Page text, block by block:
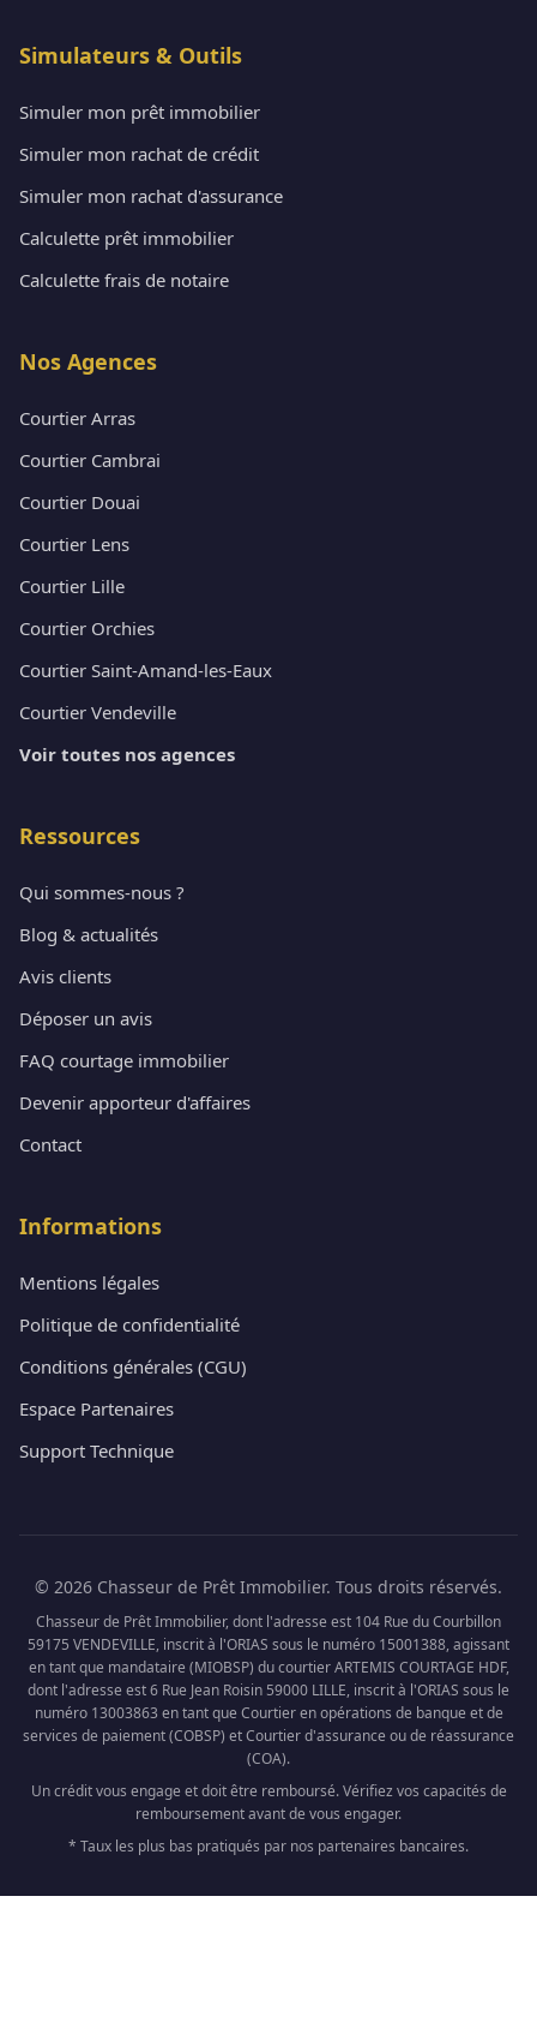
Simulateurs & Outils
Simuler mon prêt immobilier
Simuler mon rachat de crédit
Simuler mon rachat d'assurance
Calculette prêt immobilier
Calculette frais de notaire
Nos Agences
Courtier Arras
Courtier Cambrai
Courtier Douai
Courtier Lens
Courtier Lille
Courtier Orchies
Courtier Saint-Amand-les-Eaux
Courtier Vendeville
Voir toutes nos agences
Ressources
Qui sommes-nous ?
Blog & actualités
Avis clients
Déposer un avis
FAQ courtage immobilier
Devenir apporteur d'affaires
Contact
Informations
Mentions légales
Politique de confidentialité
Conditions générales (CGU)
Espace Partenaires
Support Technique
© 2026 Chasseur de Prêt Immobilier. Tous droits réservés.
Chasseur de Prêt Immobilier, dont l'adresse est 104 Rue du Courbillon
59175 VENDEVILLE, inscrit à l'ORIAS sous le numéro 15001388, agissant
en tant que mandataire (MIOBSP) du courtier ARTEMIS COURTAGE HDF,
dont l'adresse est 6 Rue Jean Roisin 59000 LILLE, inscrit à l'ORIAS sous le
numéro 13003863 en tant que Courtier en opérations de banque et de
services de paiement (COBSP) et Courtier d'assurance ou de réassurance
(COA).
Un crédit vous engage et doit être remboursé. Vérifiez vos capacités de
remboursement avant de vous engager.
* Taux les plus bas pratiqués par nos partenaires bancaires.